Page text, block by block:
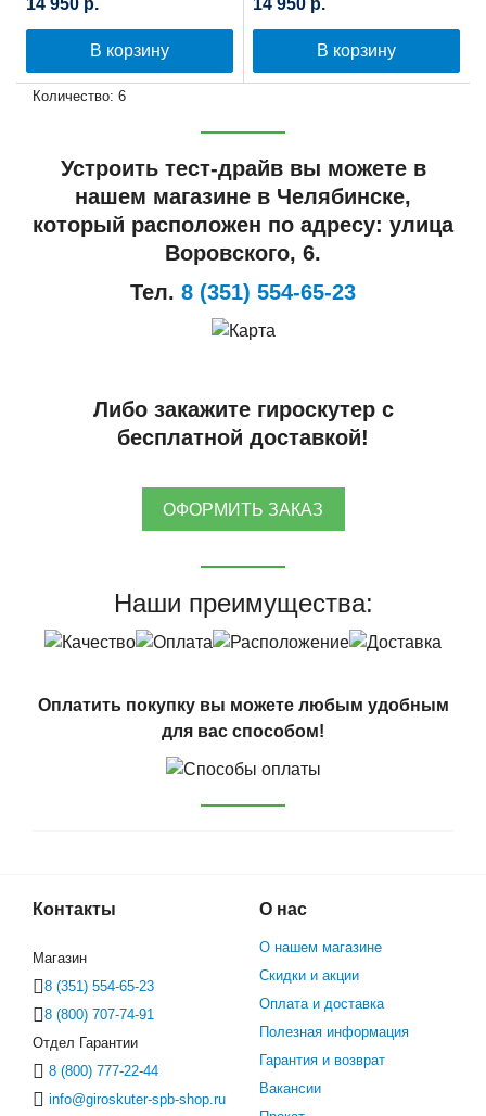
В корзину В корзину
Количество: 6
Устроить тест-драйв вы можете в
нашем магазине в Челябинске,
который расположен по адресу: улица
Воровского, 6.
Тел. 8 (351) 554-65-23
Либо закажите гироскутер с
бесплатной доставкой!
ОФОРМИТЬ ЗАКАЗ
Наши преимущества:
Оплатить покупку вы можете любым удобным
для вас способом!
Контакты
Магазин
8 (351) 554-65-23
8 (800) 707-74-91
Отдел Гарантии
8 (800) 777-22-44
info@giroskuter-spb-shop.ru
О нас
О нашем магазине
Скидки и акции
Оплата и доставка
Полезная информация
Гарантия и возврат
Вакансии